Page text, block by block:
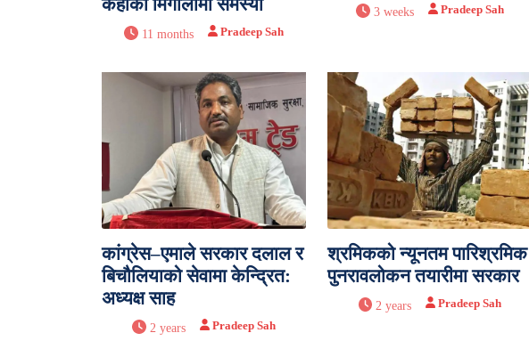
11 months Pradeep Sah
3 weeks Pradeep Sah
कांग्रेस–एमाले सरकार दलाल र
बिचौलियाको सेवामा केन्द्रित:
अध्यक्ष साह
2 years Pradeep Sah
श्रमिकको न्यूनतम पारिश्रमिक
पुनरावलोकन तयारीमा सरकार
2 years Pradeep Sah